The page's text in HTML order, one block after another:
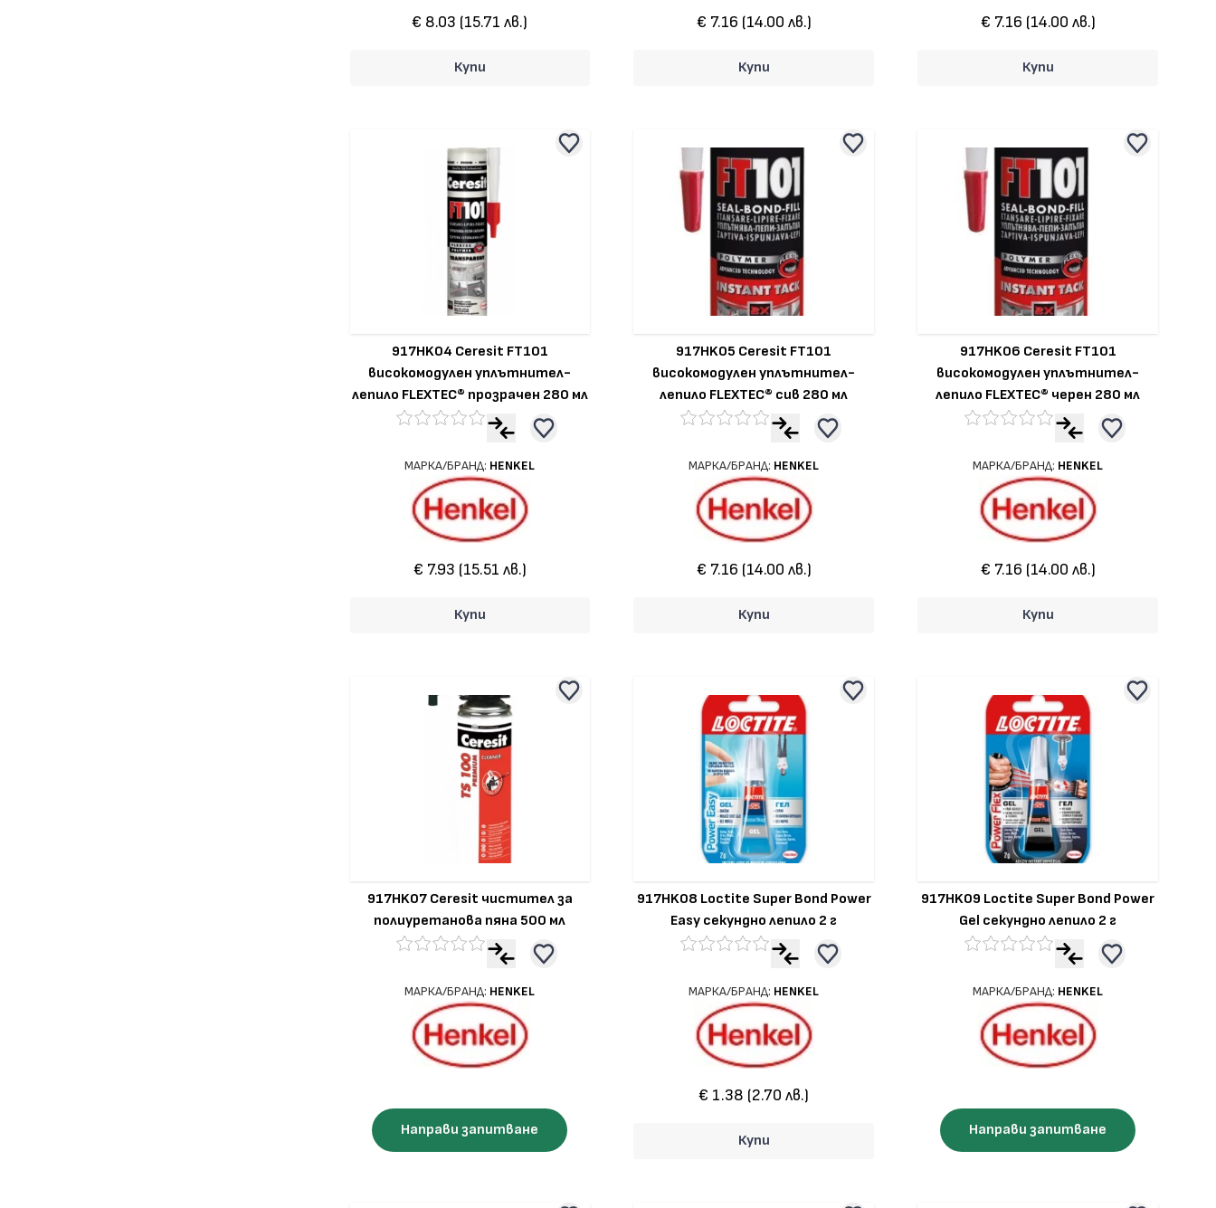
€ 8.03 (15.71 лв.)
Купи
€ 7.16 (14.00 лв.)
Купи
€ 7.16 (14.00 лв.)
Купи
917HK04 Ceresit FT101
високомодулен уплътнител-
лепило FLEXTEC® прозрачен 280 мл
МАРКА/БРАНД: HENKEL
€ 7.93 (15.51 лв.)
Купи
917HK05 Ceresit FT101
високомодулен уплътнител-
лепило FLEXTEC® сив 280 мл
МАРКА/БРАНД: HENKEL
€ 7.16 (14.00 лв.)
Купи
917HK06 Ceresit FT101
високомодулен уплътнител-
лепило FLEXTEC® черен 280 мл
МАРКА/БРАНД: HENKEL
€ 7.16 (14.00 лв.)
Купи
917HK07 Ceresit чистител за
полиуретанова пяна 500 мл
МАРКА/БРАНД: HENKEL
Направи запитване
917HK08 Loctite Super Bond Power
Easy секундно лепило 2 г
МАРКА/БРАНД: HENKEL
€ 1.38 (2.70 лв.)
Купи
917HK09 Loctite Super Bond Power
Gel секундно лепило 2 г
МАРКА/БРАНД: HENKEL
Направи запитване